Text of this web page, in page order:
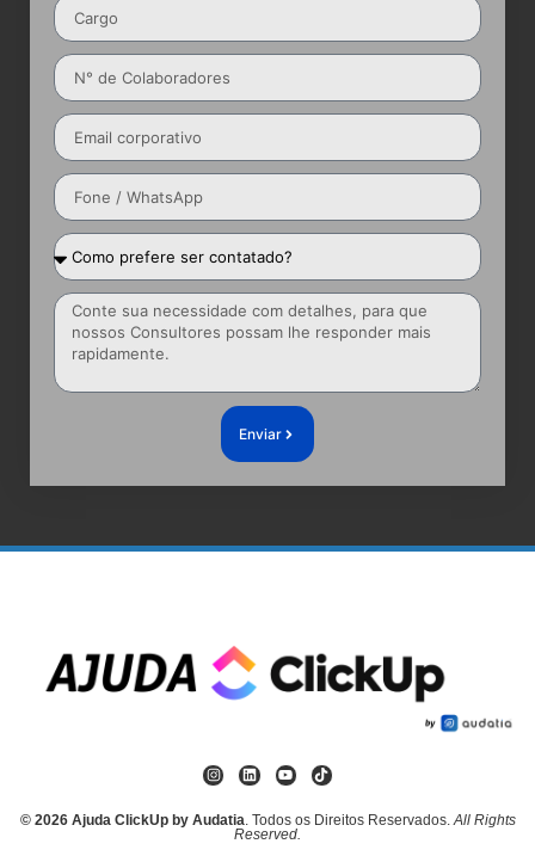
Enviar
© 2026 Ajuda ClickUp by Audatia. Todos os Direitos Reservados.All Rights
Reserved.